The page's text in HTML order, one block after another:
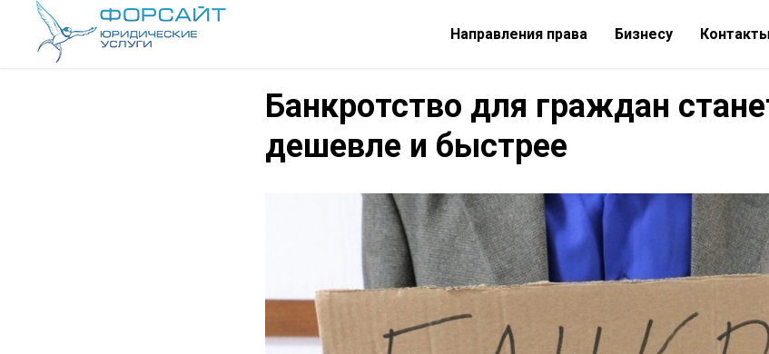
Направления права Бизнесу Контакты
Банкротство для граждан
дешевле и быстрее